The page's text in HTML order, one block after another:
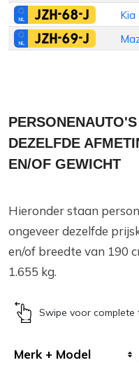
JZH-68-J Kia
JZH-69-J
DEZELFDE
EN/OF GEWICHT
Hieronder staan
ongeveer dezelfde
en/of breedte van 190
1.655 kg.
Swipe voor complete
Merk + Model